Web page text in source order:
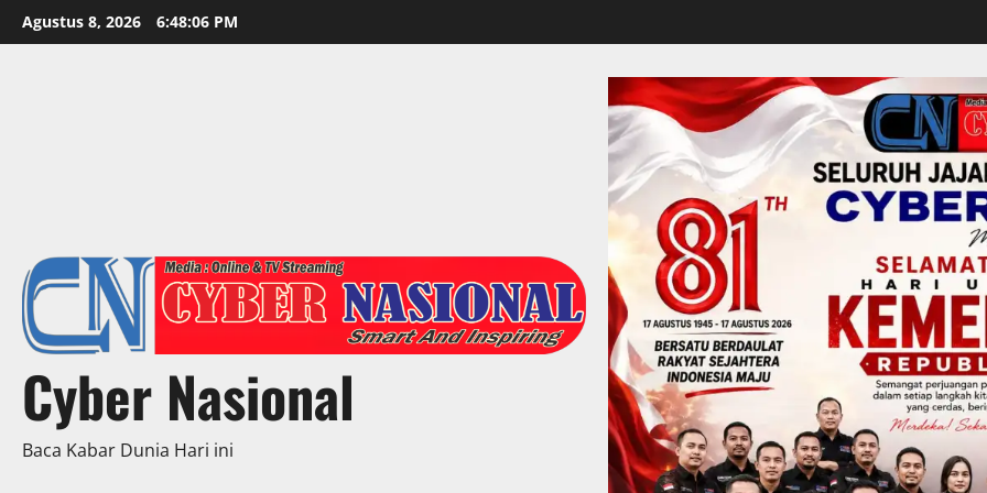
Skip
to
Agustus 8, 2026 6:48:08 PM
Cyber Nasional
Baca Kabar Dunia Hari ini